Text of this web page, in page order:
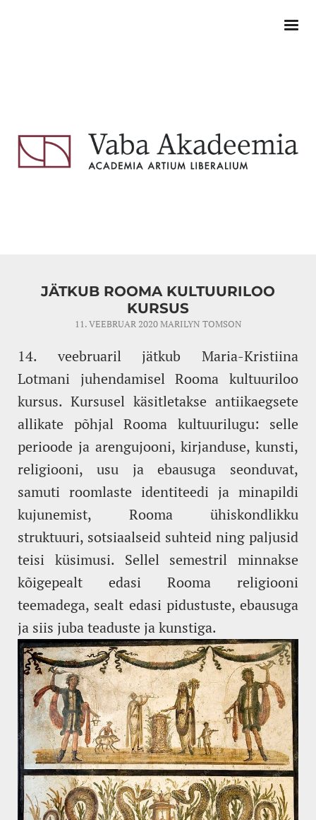
JÄTKUB ROOMA KULTUURILOO
KURSUS
11. VEEBRUAR 2020MARILYN TOMSON
14. veebruaril jätkub Maria-Kristiina
Lotmani juhendamisel Rooma kultuuriloo
kursus. Kursusel käsitletakse antiikaegsete
allikate põhjal Rooma kultuurilugu: selle
perioode ja arengujooni, kirjanduse, kunsti,
religiooni, usu ja ebausuga seonduvat,
samuti roomlaste identiteedi ja minapildi
kujunemist, Rooma ühiskondlikku
struktuuri, sotsiaalseid suhteid ning paljusid
teisi küsimusi. Sellel semestril minnakse
kõigepealt edasi Rooma religiooni
teemadega, sealt edasi pidustuste, ebausuga
ja siis juba teaduste ja kunstiga.